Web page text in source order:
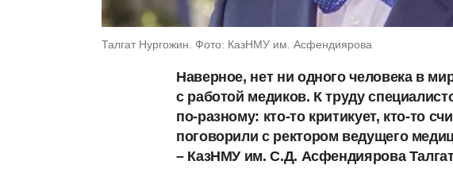
Талгат Нургожин. Фото: КазНМУ им. Асфендиярова
Наверное, нет ни одного человека в
с работой медиков. К труду
по-разному: кто-то критикует, кто-то
поговорили с ректором ведущего
– КазНМУ им. С.Д. Асфендиярова